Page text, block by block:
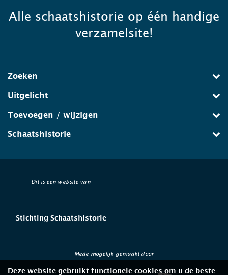
Alle schaatshistorie op één handige
verzamelsite!
Zoeken
Uitgelicht
Toevoegen / wijzigen
Schaatshistorie
Dit is een website van
Stichting Schaatshistorie
Mede mogelijk gemaakt door
Deze website gebruikt functionele cookies om u de beste